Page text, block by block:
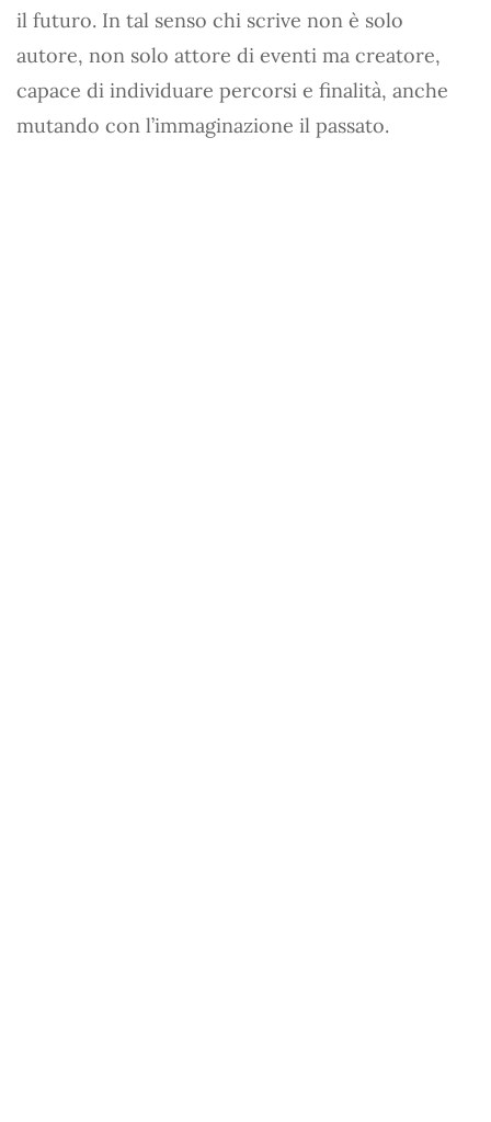
il futuro. In tal senso chi scrive non è solo
autore, non solo attore di eventi ma creatore,
capace di individuare percorsi e finalità, anche
mutando con l’immaginazione il passato.